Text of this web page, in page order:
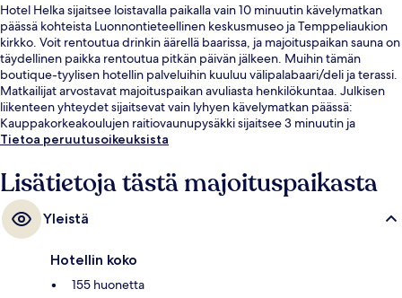
Hotel Helka sijaitsee loistavalla paikalla vain 10 minuutin kävelymatkan
päässä kohteista Luonnontieteellinen keskusmuseo ja Temppeliaukion
kirkko. Voit rentoutua drinkin äärellä baarissa, ja majoituspaikan sauna on
täydellinen paikka rentoutua pitkän päivän jälkeen. Muihin tämän
boutique-tyylisen hotellin palveluihin kuuluu välipalabaari/deli ja terassi.
Matkailijat arvostavat majoituspaikan avuliasta henkilökuntaa. Julkisen
liikenteen yhteydet sijaitsevat vain lyhyen kävelymatkan päässä:
Kauppakorkeakoulujen raitiovaunupysäkki sijaitsee 3 minuutin ja
Luonnontieteellisen museon raitiovaunupysäkki 4 minuutin
Tietoa peruutusoikeuksista
Lisätietoja tästä majoituspaikasta
Yleistä
Hotellin koko
155 huonetta